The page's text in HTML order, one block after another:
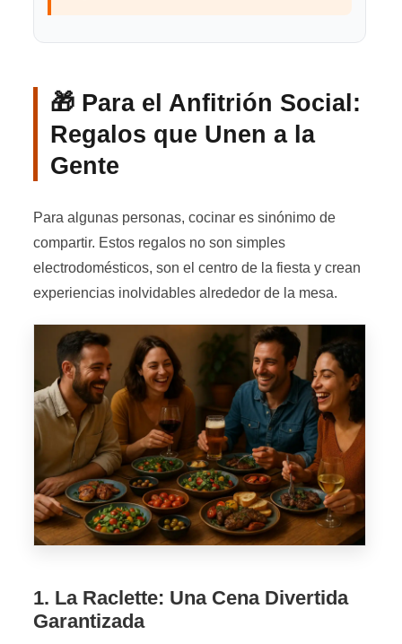
🎁 Para el Anfitrión Social:
Regalos que Unen a la
Gente
Para algunas personas, cocinar es sinónimo de
compartir. Estos regalos no son simples
electrodomésticos, son el centro de la fiesta y crean
experiencias inolvidables alrededor de la mesa.
1. La Raclette: Una Cena Divertida
Garantizada